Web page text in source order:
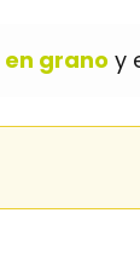
en grano y